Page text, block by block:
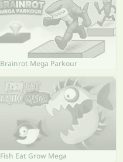
Brainrot Mega Parkour
Fish Eat Grow Mega